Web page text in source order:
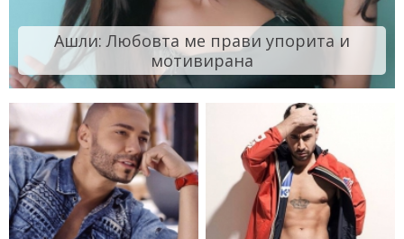
Ашли: Любовта ме прави упорита и
мотивирана